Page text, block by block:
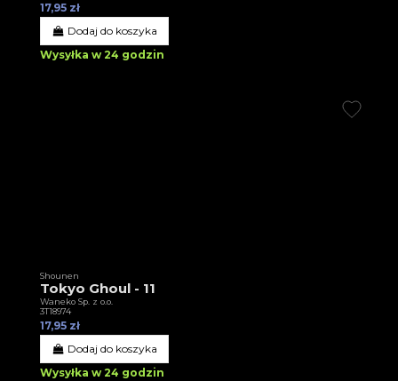
17,95 zł
Dodaj do koszyka
Wysyłka w 24 godzin
Shounen
Tokyo Ghoul - 11
Waneko Sp. z o.o.
3T18974
17,95 zł
Dodaj do koszyka
Wysyłka w 24 godzin